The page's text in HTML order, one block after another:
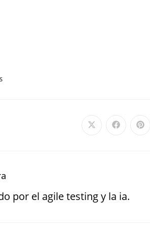
por el agile testing y la ia.